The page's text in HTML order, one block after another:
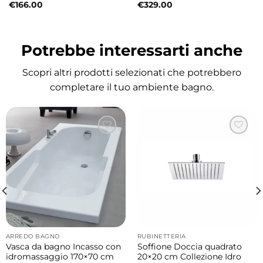
e forme rettangolari che valorizzano la
semplicità del design. La dimensione 60×45
rappresenta un equilibrio ideale tra
Materiali e qualità costruttiva
Realizzato in ceramica di alta qualità, il lavabo
è progettato per resistere all’usura
quotidiana e mantenere nel tempo la sua
brillantezza. La superficie smaltata facilita la
pulizia e garantisce elevati standard igienici.
Caratteristiche principali
Tipologia: lavabo da appoggio o sospeso
€166.00
€329.00
Potrebbe interessarti anche
Scopri altri prodotti selezionati che potrebbero
completare il tuo ambiente bagno.
ARREDO BAGNO
Vasca da bagno Incasso con
idromassaggio 170×70 cm
RUBINETTERIA
Soffione Doccia quadrato
20×20 cm Collezione Idro